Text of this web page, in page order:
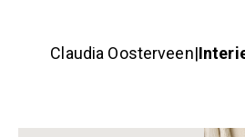
Claudia Oosterveen|